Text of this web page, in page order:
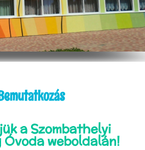
a Szombathelyi
weboldalán!